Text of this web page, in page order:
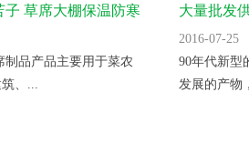
子 草席大棚保温防寒
制品产品主要用于菜农
筑、...
大量批发
2016-07-25
90年代新型
发展的产物